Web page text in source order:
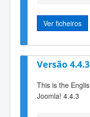
Ver ficheiros
Versão
This is the
Joomla! 4.4.3